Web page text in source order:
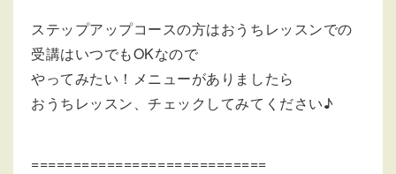
ステップアップコースの方はおうちレッスンでの
受講はいつでもOKなので
やってみたい！メニューがありましたら
おうちレッスン、チェックしてみてください♪
============================